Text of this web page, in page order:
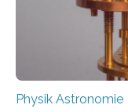
Thorium
Physik Astronomie